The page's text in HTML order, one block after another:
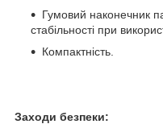
Гумовий наконечник
стабільності при
Компактність.
Заходи безпеки: